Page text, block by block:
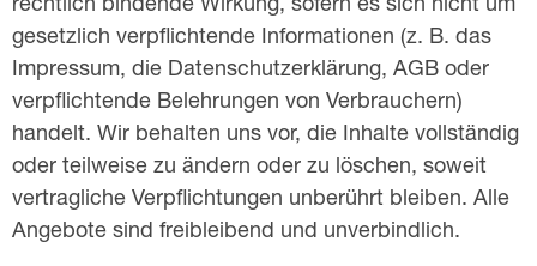
rechtlich bindende Wirkung, sofern es sich nicht um
gesetzlich verpflichtende Informationen (z. B. das
Impressum, die Datenschutzerklärung, AGB oder
verpflichtende Belehrungen von Verbrauchern)
handelt. Wir behalten uns vor, die Inhalte vollständig
oder teilweise zu ändern oder zu löschen, soweit
vertragliche Verpflichtungen unberührt bleiben. Alle
Angebote sind freibleibend und unverbindlich.